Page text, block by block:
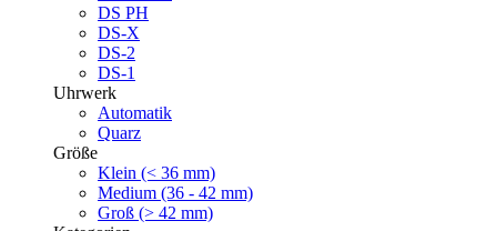
DS PH
DS-X
DS-2
DS-1
Uhrwerk
Automatik
Quarz
Größe
Klein (< 36 mm)
Medium (36 - 42 mm)
Groß (> 42 mm)